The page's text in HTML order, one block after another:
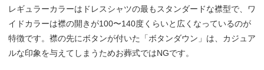
レギュラーカラーはドレスシャツの最もスタンダードな襟型で、ワ
イドカラーは襟の開きが100〜140度くらいと広くなっているのが
特徴です。襟の先にボタンが付いた「ボタンダウン」は、カジュア
ルな印象を与えてしまうためお葬式ではNGです。